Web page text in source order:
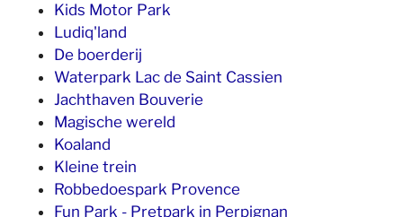
Kids Motor Park
Ludiq'land
De boerderij
Waterpark Lac de Saint Cassien
Jachthaven Bouverie
Magische wereld
Koaland
Kleine trein
Robbedoespark Provence
Fun Park - Pretpark in Perpignan